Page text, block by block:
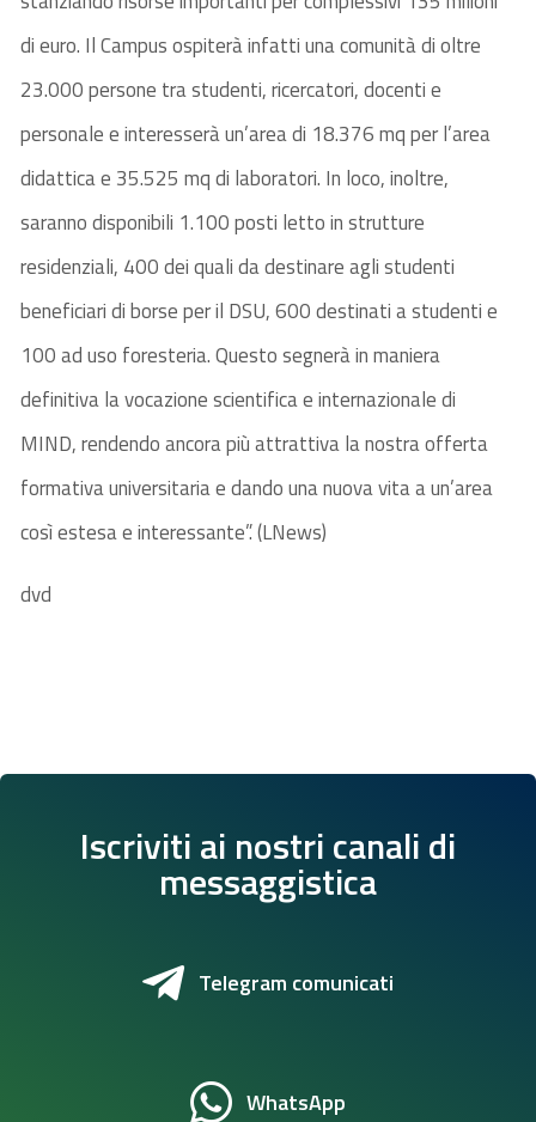
di euro. Il Campus ospiterà infatti una comunità di oltre
23.000 persone tra studenti, ricercatori, docenti e
personale e interesserà un’area di 18.376 mq per l’area
didattica e 35.525 mq di laboratori. In loco, inoltre,
saranno disponibili 1.100 posti letto in strutture
residenziali, 400 dei quali da destinare agli studenti
beneficiari di borse per il DSU, 600 destinati a studenti e
100 ad uso foresteria. Questo segnerà in maniera
definitiva la vocazione scientifica e internazionale di
MIND, rendendo ancora più attrattiva la nostra offerta
formativa universitaria e dando una nuova vita a un’area
così estesa e interessante”. (LNews)
dvd
Iscriviti ai nostri canali di
messaggistica
Telegram comunicati
WhatsApp